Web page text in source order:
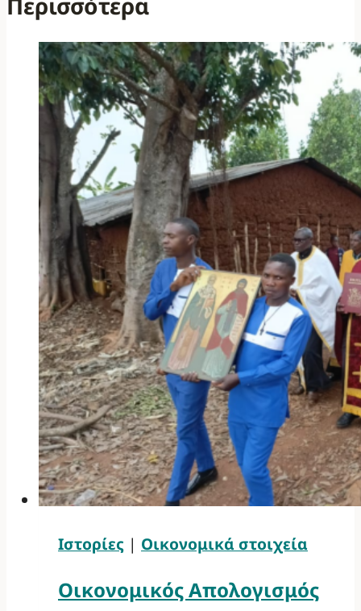
Ιστορίες | Οικονομικά στοιχεία
Οικονομικός Απολογισμός